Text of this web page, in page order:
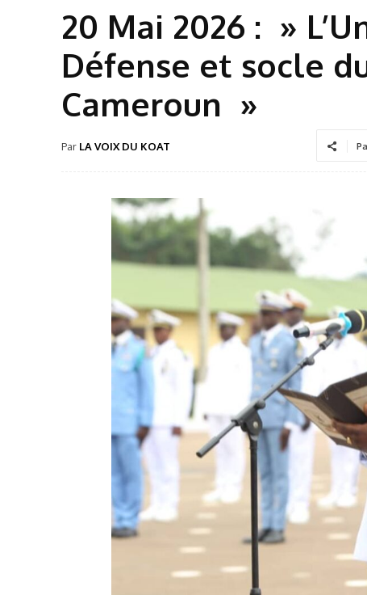
20 Mai 2026 : »
Défense et socle
Cameroun »
Par LA VOIX DU KOAT